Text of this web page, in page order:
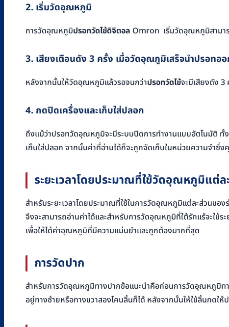
2. เริ่มวัดอุณหภูมิ
การวัดอุณหภูมิปรอทวัดไข้ดิจิตอล Omron เริ่มวัดอุณหภูมิสามา
3. เสียงเตือนดัง 3 ครั้ง เมื่อวัดอุณภูมิเสร็จนำปรอทออ
หลังจากนั้นให้วัดอุณหภูมิแล้วรอจนกว่าปรอทวัดไข้จะมีเสียงดัง
4. กดปิดเครื่องและเก็บใส่ปลอก
ถึงแม้ว่าปรอทวัดอุณหภูมิจะมีระบบปิดการทำงานแบบอัตโนมัติ ทั้
เก็บใส่ปลอก จากนั้นค่าที่อ่านได้ก็จะถูกจัดเก็บในหน่วยความจำ
ระยะเวลาโดยประมาณที่ใข้วัดอุณหภูมิแต่ล
สำหรับระยะเวลาโดยประมาณที่ใช้ในการวัดอุณหภูมิแต่ละส่วนข
จึงจะสามารถอ่านค่าได้และสำหรับการวัดอุณหภูมิที่ใต้รักแร้จะใช้
เพื่อให้ได้ค่าอุณหภูมิที่มีความแม่นยำและถูกต้องมากที่สุด
การวัดปาก
สำหรับการวัดอุณหภูมิทางปากข้อแนะนำคือก่อนการวัดอุณหภูมิท
อยู่ทางซ้ายหรือทางขวาสองโคนลิ้นก็ได้ หลังจากนั้นให้ใช้ลิ้นกดใ